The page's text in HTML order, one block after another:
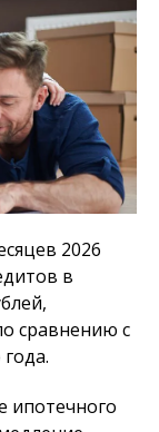
2026
в
сравнению с
ипотечного